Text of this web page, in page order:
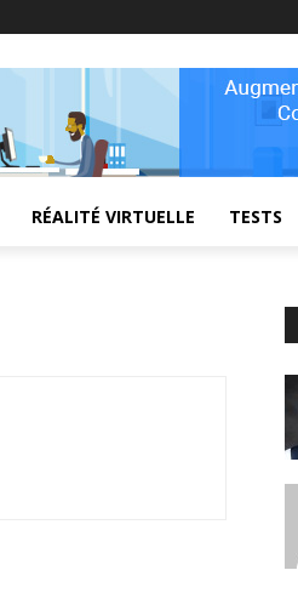
RÉALITÉ VIRTUELLE TESTS